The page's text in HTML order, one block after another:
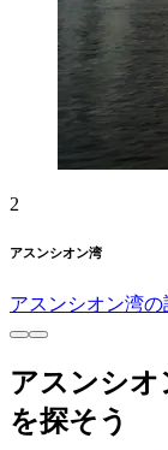
2
アスンシオン湾
アスンシオン湾の
アスンシ
を探そう